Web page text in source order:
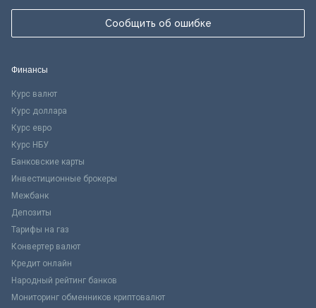
Сообщить об ошибке
Финансы
Курс валют
Курс доллара
Курс евро
Курс НБУ
Банковские карты
Инвестиционные брокеры
Межбанк
Депозиты
Тарифы на газ
Конвертер валют
Кредит онлайн
Народный рейтинг банков
Мониторинг обменников криптовалют